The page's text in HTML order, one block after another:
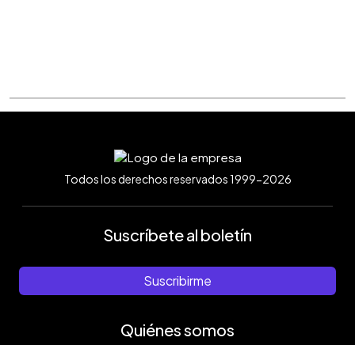
Todos los derechos reservados 1999-2026
Suscríbete al boletín
Suscribirme
Quiénes somos